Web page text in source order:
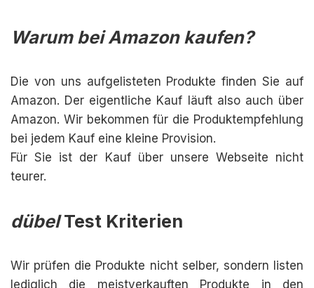
Warum bei Amazon kaufen?
Die von uns aufgelisteten Produkte finden Sie auf
Amazon. Der eigentliche Kauf läuft also auch über
Amazon. Wir bekommen für die Produktempfehlung
bei jedem Kauf eine kleine Provision.
Für Sie ist der Kauf über unsere Webseite nicht
teurer.
dübelTest Kriterien
Wir prüfen die Produkte nicht selber, sondern listen
lediglich die meistverkauften Produkte in den